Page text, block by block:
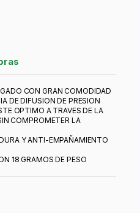
CON GRAN COMODIDAD
DE DIFUSION DE PRESION
OPTIMO A TRAVES DE LA
COMPROMETER LA
Y ANTI-EMPAÑAMIENTO
18 GRAMOS DE PESO